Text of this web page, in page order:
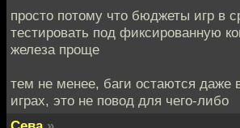
просто потому что бюджеты игр в
тестировать под фиксированную
железа проще
тем не менее, баги остаются даже
играх, это не повод для чего-либо